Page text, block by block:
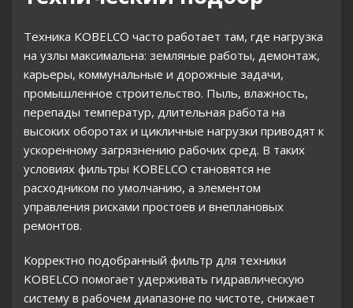
SK60 SK60 III SK60 IV SK60 MKIII
SK60 MKV SK60 MKV Super
SK70SR-1E SK70SR-1ES SK70SR-2
SK75UR-1
SK80CS SK80CS-1E SK80MSR
Техника KOBELCO часто работает там, где нагрузка
на узлы максимальна: земляные работы, демонтаж,
карьеры, коммунальные и дорожные задачи,
промышленное строительство. Пыль, влажность,
перепады температур, длительная работа на
высоких оборотах и цикличные нагрузки приводят к
ускоренному загрязнению рабочих сред. В таких
условиях фильтры KOBELCO становятся не
расходником по умолчанию, а элементом
управления рисками простоев и внеплановых
ремонтов.
Корректно подобранный фильтр для техники
KOBELCO помогает удерживать гидравлическую
систему в рабочем диапазоне по чистоте, снижает